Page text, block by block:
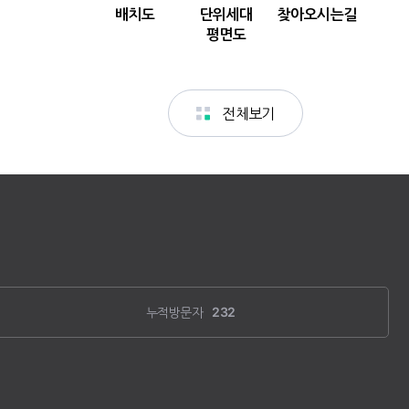
누적방문자 232